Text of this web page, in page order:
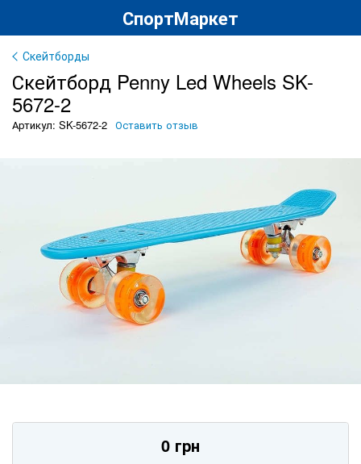
СпортМаркет
Скейтборды
Скейтборд Penny Led Wheels SK-
5672-2
Артикул: SK-5672-2 Оставить отзыв
0 грн